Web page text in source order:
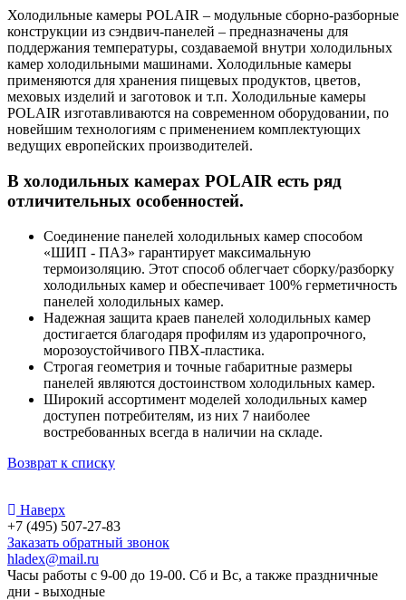
Холодильные камеры POLAIR – модульные сборно-разборные
конструкции из сэндвич-панелей – предназначены для
поддержания температуры, создаваемой внутри холодильных
камер холодильными машинами. Холодильные камеры
применяются для хранения пищевых продуктов, цветов,
меховых изделий и заготовок и т.п. Холодильные камеры
POLAIR изготавливаются на современном оборудовании, по
новейшим технологиям с применением комплектующих
ведущих европейских производителей.
В холодильных камерах POLAIR есть ряд
отличительных особенностей.
Соединение панелей холодильных камер способом
«ШИП - ПАЗ» гарантирует максимальную
термоизоляцию. Этот способ облегчает сборку/разборку
холодильных камер и обеспечивает 100% герметичность
панелей холодильных камер.
Надежная защита краев панелей холодильных камер
достигается благодаря профилям из ударопрочного,
морозоустойчивого ПВХ-пластика.
Строгая геометрия и точные габаритные размеры
панелей являются достоинством холодильных камер.
Широкий ассортимент моделей холодильных камер
доступен потребителям, из них 7 наиболее
востребованных всегда в наличии на складе.
Возврат к списку
Наверх
+7 (495) 507-27-83
Заказать обратный звонок
hladex@mail.ru
Часы работы с 9-00 до 19-00. Сб и Вс, а также праздничные
дни - выходные